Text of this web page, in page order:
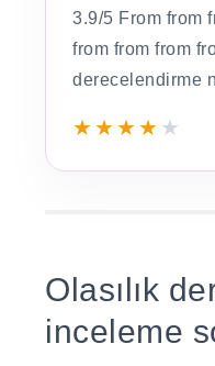
3.9/5 From from
from from from
derecelendirme
★★★★ ★
Olasılık
inceleme